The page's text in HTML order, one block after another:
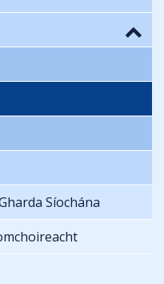
Síochána